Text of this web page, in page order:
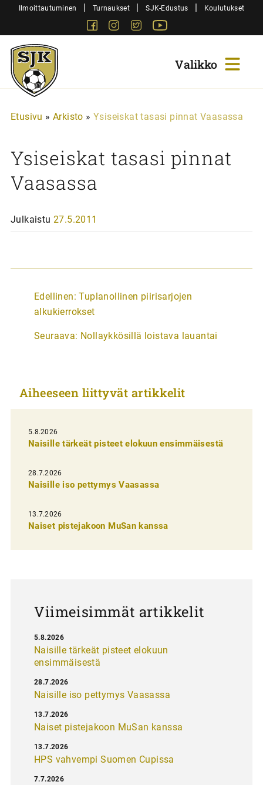
SiirryIlmoittautuminen | Turnaukset | SJK-Edustus | Koulutukset
FacebookInstagram
Twitter
Sjk-
Juniorit
Etusivu » Arkisto » Ysiseiskat tasasi pinnat Vaasassa
Ysiseiskat tasasi pinnat
Vaasassa
Julkaistu 27.5.2011
A
r
i
e
i
e
n
s
e
l
Edellinen: Tuplanollinen piirisarjojen
alkukierrokset
Seuraava: Nollaykkösillä loistava lauantai
Aiheeseen liittyvät artikkelit
5.8.2026
Naisille tärkeät pisteet elokuun ensimmäisestä
28.7.2026
Naisille iso pettymys Vaasassa
13.7.2026
Naiset pistejakoon MuSan kanssa
Viimeisimmät artikkelit
Naisille tärkeät pisteet elokuun
ensimmäisestä
5.8.2026
Naisille iso pettymys Vaasassa
28.7.2026
Naiset pistejakoon MuSan kanssa
13.7.2026
HPS vahvempi Suomen Cupissa
13.7.2026
7.7.2026